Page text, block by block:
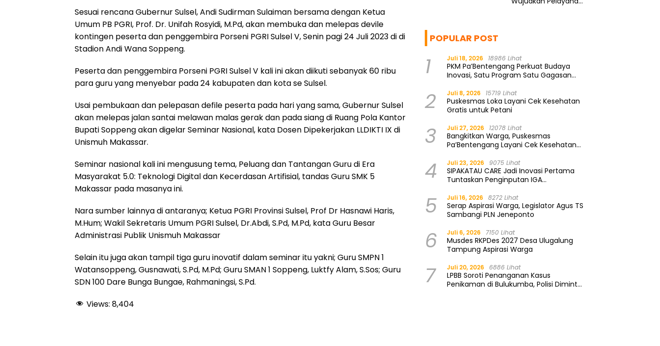
Sesuai rencana Gubernur Sulsel, Andi Sudirman Sulaiman bersama dengan Ketua
Umum PB PGRI, Prof. Dr. Unifah Rosyidi, M.Pd, akan membuka dan melepas devile
kontingen peserta dan penggembira Porseni PGRI Sulsel V, Senin pagi 24 Juli 2023 di di
Stadion Andi Wana Soppeng.
Peserta dan penggembira Porseni PGRI Sulsel V kali ini akan diikuti sebanyak 60 ribu
para guru yang menyebar pada 24 kabupaten dan kota se Sulsel.
Usai pembukaan dan pelepasan defile peserta pada hari yang sama, Gubernur Sulsel
akan melepas jalan santai melawan malas gerak dan pada siang di Ruang Pola Kantor
Bupati Soppeng akan digelar Seminar Nasional, kata Dosen Dipekerjakan LLDIKTI IX di
Unismuh Makassar.
Seminar nasional kali ini mengusung tema, Peluang dan Tantangan Guru di Era
Masyarakat 5.0: Teknologi Digital dan Kecerdasan Artifisial, tandas Guru SMK 5
Makassar pada masanya ini.
Nara sumber lainnya di antaranya; Ketua PGRI Provinsi Sulsel, Prof Dr Hasnawi Haris,
M.Hum; Wakil Sekretaris Umum PGRI Sulsel, Dr.Abdi, S.Pd, M.Pd, kata Guru Besar
Administrasi Publik Unismuh Makassar
Selain itu juga akan tampil tiga guru inovatif dalam seminar itu yakni; Guru SMPN 1
Watansoppeng, Gusnawati, S.Pd, M.Pd; Guru SMAN 1 Soppeng, Luktfy Alam, S.Sos; Guru
SDN 100 Dare Bunga Bungae, Rahmaningsi, S.Pd.
Views: 8,404
POPULAR POST
1 Juli 18, 2026 18986 Lihat
PKM Pa’Bentengang Perkuat Budaya
Inovasi, Satu Program Satu Gagasan
2 Juli 8, 2026 15719 Lihat
Puskesmas Loka Layani Cek Kesehatan
Gratis untuk Petani
3 Juli 27, 2026 12078 Lihat
Bangkitkan Warga, Puskesmas
Pa’Bentengang Layani Cek Kesehatan
4 Juli 23, 2026 9075 Lihat
SIPAKATAU CARE Jadi Inovasi Pertama
Tuntaskan Penginputan IGA
5 Juli 16, 2026 8272 Lihat
Serap Aspirasi Warga, Legislator Agus TS
Sambangi PLN Jeneponto
6 Juli 6, 2026 7150 Lihat
Musdes RKPDes 2027 Desa Ulugalung
Tampung Aspirasi Warga
7 Juli 20, 2026 6886 Lihat
LPBB Soroti Penanganan Kasus
Penikaman di Bulukumba, Polisi Diminta